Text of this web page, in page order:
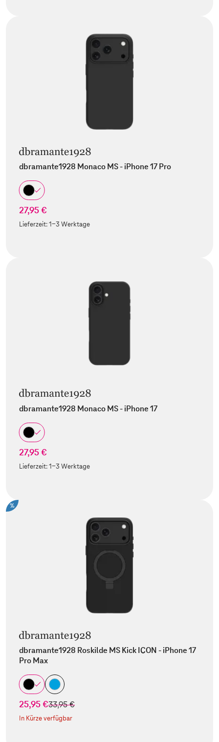
dbramante1928 Monaco MS - iPhone 17 Pro
27,95 €
Lieferzeit:1-3 Werktage
dbramante1928 Monaco MS - iPhone 17
27,95 €
Lieferzeit:1-3 Werktage
%
dbramante1928 Roskilde MS Kick ICON - iPhone 17
Pro Max
25,95 €statt
33,95 €
In Kürze verfügbar